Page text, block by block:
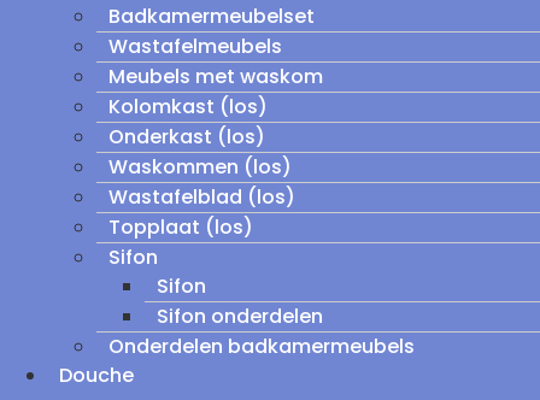
Badkamermeubelset
Wastafelmeubels
Meubels met waskom
Kolomkast (los)
Onderkast (los)
Waskommen (los)
Wastafelblad (los)
Topplaat (los)
Sifon
Sifon
Sifon onderdelen
Onderdelen badkamermeubels
Douche